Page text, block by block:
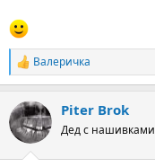
Р
е
к
ц
и
Валеричка
Piter Brok
Дед с нашивками